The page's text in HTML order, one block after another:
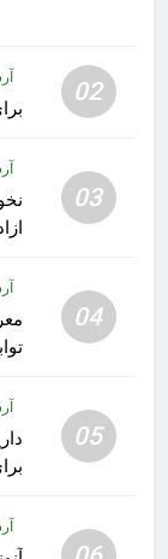
02
03
04
05